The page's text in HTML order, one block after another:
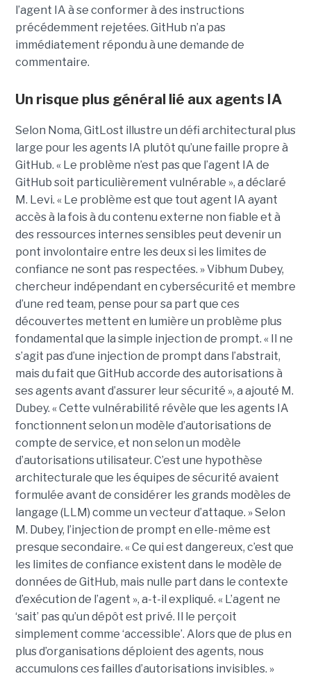
l’agent IA à se conformer à des instructions
précédemment rejetées. GitHub n’a pas
immédiatement répondu à une demande de
commentaire.
Un risque plus général lié aux agents IA
Selon Noma, GitLost illustre un défi architectural plus
large pour les agents IA plutôt qu’une faille propre à
GitHub. « Le problème n’est pas que l’agent IA de
GitHub soit particulièrement vulnérable », a déclaré
M. Levi. « Le problème est que tout agent IA ayant
accès à la fois à du contenu externe non fiable et à
des ressources internes sensibles peut devenir un
pont involontaire entre les deux si les limites de
confiance ne sont pas respectées. » Vibhum Dubey,
chercheur indépendant en cybersécurité et membre
d’une red team, pense pour sa part que ces
découvertes mettent en lumière un problème plus
fondamental que la simple injection de prompt. « Il ne
s’agit pas d’une injection de prompt dans l’abstrait,
mais du fait que GitHub accorde des autorisations à
ses agents avant d’assurer leur sécurité », a ajouté M.
Dubey. « Cette vulnérabilité révèle que les agents IA
fonctionnent selon un modèle d’autorisations de
compte de service, et non selon un modèle
d’autorisations utilisateur. C’est une hypothèse
architecturale que les équipes de sécurité avaient
formulée avant de considérer les grands modèles de
langage (LLM) comme un vecteur d’attaque. » Selon
M. Dubey, l’injection de prompt en elle-même est
presque secondaire. « Ce qui est dangereux, c’est que
les limites de confiance existent dans le modèle de
données de GitHub, mais nulle part dans le contexte
d’exécution de l’agent », a-t-il expliqué. « L’agent ne
‘sait’ pas qu’un dépôt est privé. Il le perçoit
simplement comme ‘accessible’. Alors que de plus en
plus d’organisations déploient des agents, nous
accumulons ces failles d’autorisations invisibles. »